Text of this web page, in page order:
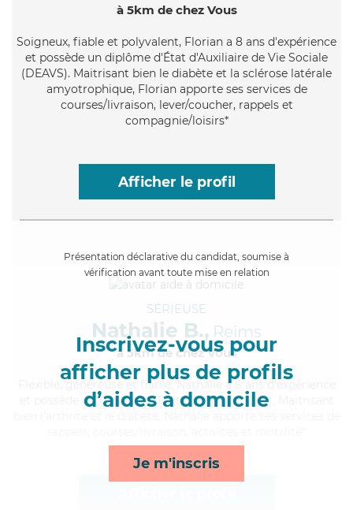
à 5km de chez Vous
Soigneux, fiable et polyvalent, Florian a 8 ans d'expérience
et possède un diplôme d'État d'Auxiliaire de Vie Sociale
(DEAVS). Maitrisant bien le diabète et la sclérose latérale
amyotrophique, Florian apporte ses services de
courses/livraison, lever/coucher, rappels et
compagnie/loisirs*
Afficher le profil
Présentation déclarative du candidat, soumise à
vérification avant toute mise en relation
Inscrivez-vous pour
afficher plus de profils
d’aides à domicile
Je m'inscris
SÉRIEUSE
Nathalie B., Reims
à 5km de chez Vous
, généreuse et fiable, Nathalie a 6 ans d'expérience
et possède un diplôme d'Etat d'infirmier (DEI). Maitrisant